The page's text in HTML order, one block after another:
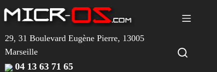
au
contenu
29, 31 Boulevard Eugène Pierre, 13005
Marseille
04 13 63 71 65